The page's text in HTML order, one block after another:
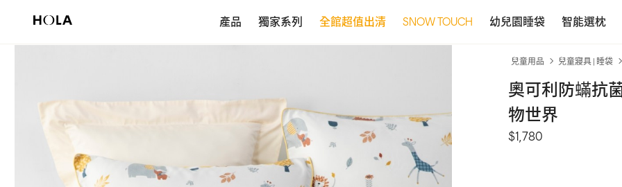
產品 獨家系列 全館超值出清 SNOW TOUCH 幼兒園睡袋 智能選枕
兒童用品 兒童寢具 | 睡袋
奧可利防蟎抗
物世界
$1,780